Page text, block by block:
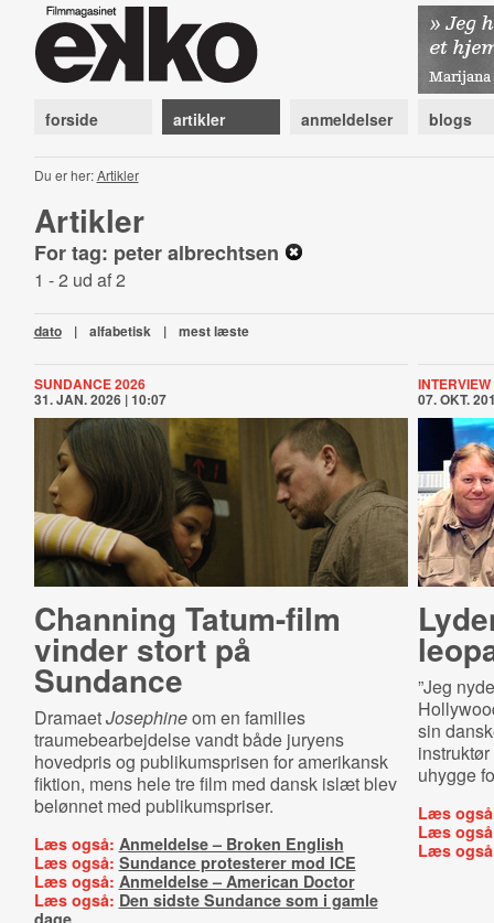
forside artikler anmeldelser blogs
Du er her:Artikler
Artikler
For tag: peter albrechtsen
1 - 2 ud af 2
dato | alfabetisk | mest læste
SUNDANCE 2026
31. JAN. 2026 | 10:07
Channing Tatum-film
vinder stort på
Sundance
DramaetJosephineom en families
traumebearbejdelse vandt både juryens
hovedpris og publikumsprisen for amerikansk
fiktion, mens hele tre film med dansk islæt blev
belønnet med publikumspriser.
Læs også: Anmeldelse – Broken English
Læs også: Sundance protesterer mod ICE
Læs også: Anmeldelse – American Doctor
Læs også: Den sidste Sundance som i gamle
dage
INTERVIEW
07. OKT.
”Jeg
sin
uhygge
Læs
Læs
Læs